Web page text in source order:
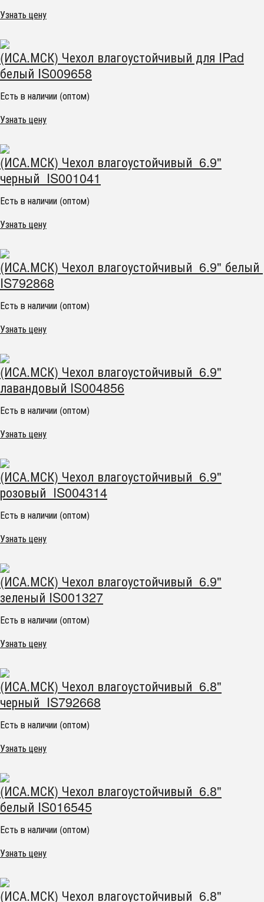
Узнать цену
(ИСА.МСК) Чехол влагоустойчивый для IPad
белый IS009658
Есть в наличии (оптом)
Узнать цену
(ИСА.МСК) Чехол влагоустойчивый 6.9"
черный IS001041
Есть в наличии (оптом)
Узнать цену
(ИСА.МСК) Чехол влагоустойчивый 6.9" белый
IS792868
Есть в наличии (оптом)
Узнать цену
(ИСА.МСК) Чехол влагоустойчивый 6.9"
лавандовый IS004856
Есть в наличии (оптом)
Узнать цену
(ИСА.МСК) Чехол влагоустойчивый 6.9"
розовый IS004314
Есть в наличии (оптом)
Узнать цену
(ИСА.МСК) Чехол влагоустойчивый 6.9"
зеленый IS001327
Есть в наличии (оптом)
Узнать цену
(ИСА.МСК) Чехол влагоустойчивый 6.8"
черный IS792668
Есть в наличии (оптом)
Узнать цену
(ИСА.МСК) Чехол влагоустойчивый 6.8"
белый IS016545
Есть в наличии (оптом)
Узнать цену
(ИСА.МСК) Чехол влагоустойчивый 6.8"